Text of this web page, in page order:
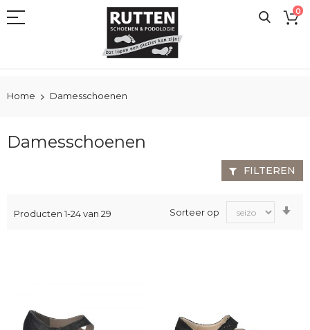
naar
0
Home Damesschoenen
Damesschoenen
Producten 1-24van 29 Sorteer op
FILTEREN